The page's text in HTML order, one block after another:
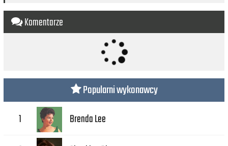
Komentarze
Popularni wykonawcy
1 Brenda Lee